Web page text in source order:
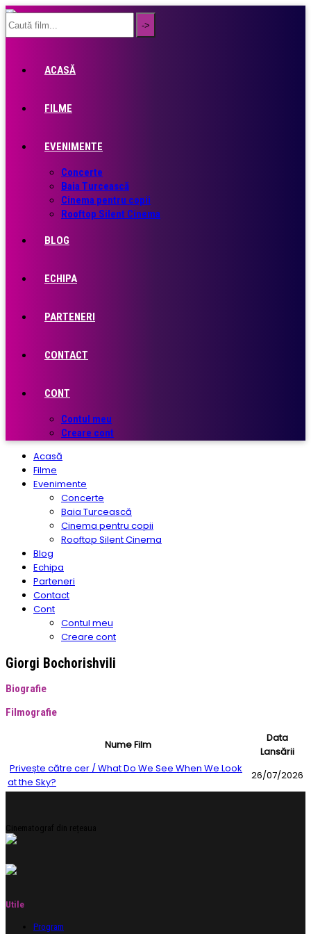
ACASĂ
FILME
EVENIMENTE
Concerte
Baia Turcească
Cinema pentru copii
Rooftop Silent Cinema
BLOG
ECHIPA
PARTENERI
CONTACT
CONT
Contul meu
Creare cont
Acasă
Filme
Evenimente
Concerte
Baia Turcească
Cinema pentru copii
Rooftop Silent Cinema
Blog
Echipa
Parteneri
Contact
Cont
Contul meu
Creare cont
Giorgi Bochorishvili
Biografie
Filmografie
Nume Film
Data
Lansării
Privește către cer / What Do We See When We Look
at the Sky?
26/07/2026
Cinematograf din rețeaua
Utile
Program